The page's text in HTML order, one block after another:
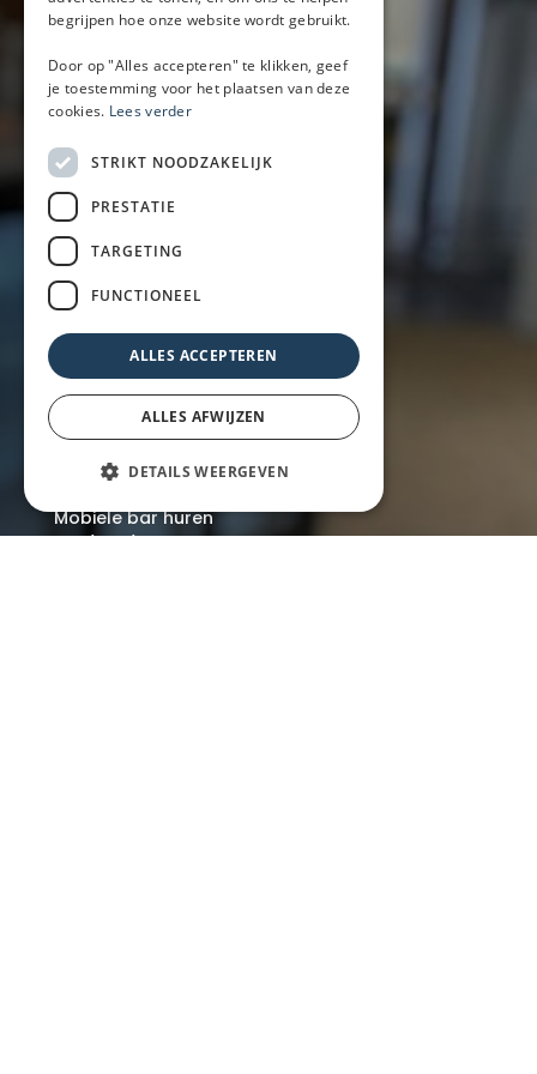
+31 (0)6-52335844
info@baronwheels.nl
Contact
Handige links
Mobiele bar
Inspiratie
Zakelijk
Over ons
Blog
Locaties
Mobiele bar
Mobiele bar huren
begrijpen hoe onze website wordt gebruikt.
Door op "Alles accepteren" te klikken, geef
je toestemming voor het plaatsen van deze
cookies. Lees verder
STRIKT NOODZAKELIJK
PRESTATIE
TARGETING
FUNCTIONEEL
ALLES ACCEPTEREN
ALLES AFWIJZEN
DETAILS WEERGEVEN